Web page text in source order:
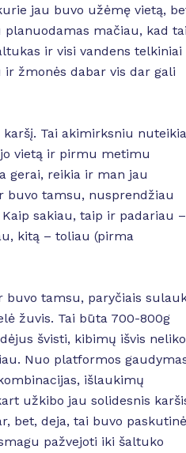
jau buvo užėmę vietą,
mačiau, kad tai
ir visi vandens telkiniai
ir žmonės dabar vis dar gali
Tai akimirksniu nuteikia
jo vietą ir pirmu metimu
gerai, reikia ir man jau
buvo tamsu, nusprendžiau
sakiau, taip ir padariau –
kitą – toliau (pirma
buvo tamsu, paryčiais
žuvis. Tai būta 700-800g
švisti, kibimų išvis
Nuo platformos
išlaukimų
užkibo jau solidesnis
bet, deja, tai buvo paskutinė
pažvejoti iki šaltuko